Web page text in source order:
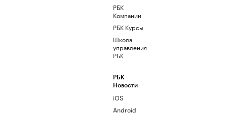
РБК
Компании
РБК Курсы
Школа
управления
РБК
РБК
Новости
iOS
Android